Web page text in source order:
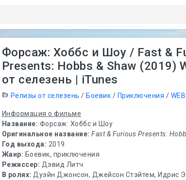
Форсаж: Хоббс и Шоу / Fast &
Presents: Hobbs & Shaw (2019)
от селезень | iTunes
Релизы от селезень /Боевик / Приключения /
Информация о фильме
Название: Форсаж: Хоббс и Шоу
Оригинальное название: Fast & Furious Presents:
Год выхода: 2019
Жанр: Боевик, приключения
Режиссер: Дэвид Литч
В ролях: Дуэйн Джонсон, Джейсон Стэйтем, Идрис